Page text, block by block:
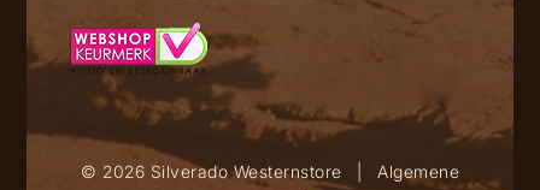
© 2026 Silverado Westernstore
Algemene